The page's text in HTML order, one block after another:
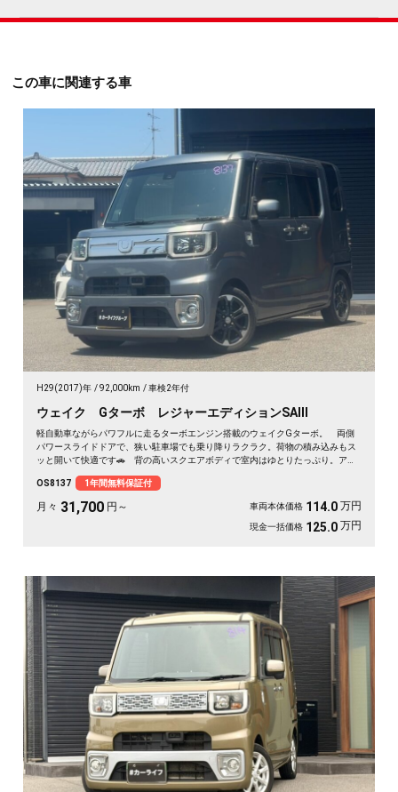
この車に関連する車
H29(2017)年 92,000km 車検2年付
ウェイク Gターボ レジャーエディションSAⅢ
軽自動車ながらパワフルに走るターボエンジン搭載のウェイクGターボ。 両側
パワースライドドアで、狭い駐車場でも乗り降りラクラク。荷物の積み込みもス
ッと開いて快適です🚗 背の高いスクエアボディで室内はゆとりたっぷり。アウ
で、遠出のドライブも退屈しません🎵 バックカメラで駐車も安心✌️ 趣味も遊
びも広がる一台。《1年保証付》で安心のカーライフを💎
OS8137 1年間無料保証付
月々 31,700 円～ 車両本体価格 114.0 万円
現金一括価格 125.0 万円